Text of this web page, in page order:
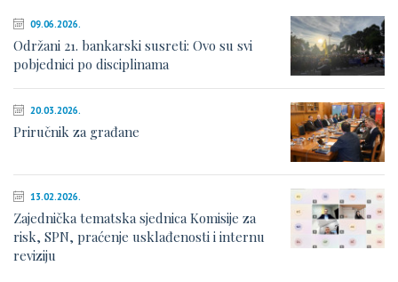
09.06.2026.
Održani 21. bankarski susreti: Ovo su svi
pobjednici po disciplinama
20.03.2026.
Priručnik za građane
13.02.2026.
Zajednička tematska sjednica Komisije za
risk, SPN, praćenje usklađenosti i internu
reviziju